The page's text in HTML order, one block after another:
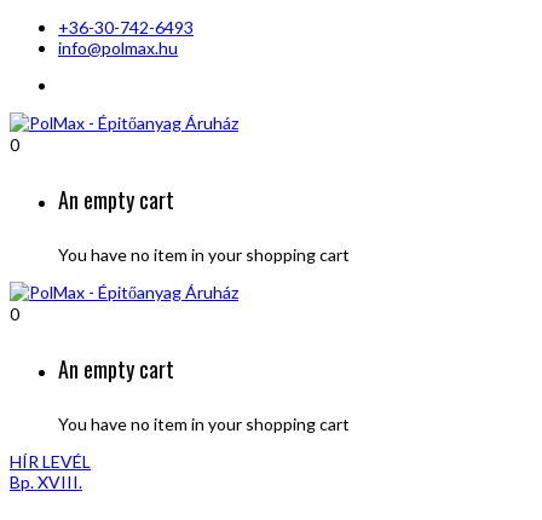
+36-30-742-6493
info@polmax.hu
0
An empty cart
You have no item in your shopping cart
0
An empty cart
You have no item in your shopping cart
HÍR LEVÉL
Bp. XVIII.